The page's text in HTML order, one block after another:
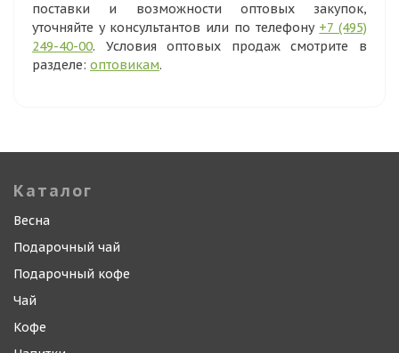
поставки и возможности оптовых закупок,
уточняйте у консультантов или по телефону +7 (495)
249-40-00. Условия оптовых продаж смотрите в
разделе: оптовикам.
Каталог
Весна
Подарочный чай
Подарочный кофе
Чай
Кофе